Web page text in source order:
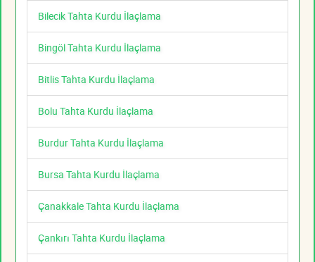
Bilecik Tahta Kurdu İlaçlama
Bingöl Tahta Kurdu İlaçlama
Bitlis Tahta Kurdu İlaçlama
Bolu Tahta Kurdu İlaçlama
Burdur Tahta Kurdu İlaçlama
Bursa Tahta Kurdu İlaçlama
Çanakkale Tahta Kurdu İlaçlama
Çankırı Tahta Kurdu İlaçlama